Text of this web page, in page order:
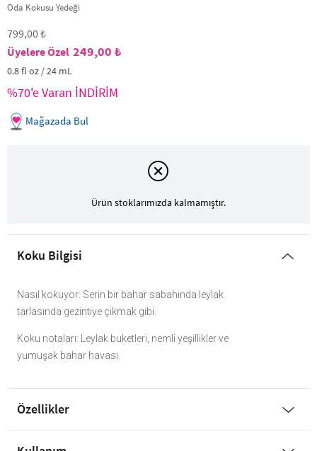
Oda Kokusu Yedeği
799,00 ₺
249,00 ₺
0.8 fl oz / 24 mL
%70'e Varan İNDİRİM
Mağazada Bul
Ürün stoklarımızda kalmamıştır.
Koku Bilgisi
Nasıl kokuyor: Serin bir bahar sabahında leylak
tarlasında gezintiye çıkmak gibi.
Koku notaları: Leylak buketleri, nemli yeşillikler ve
yumuşak bahar havası.
Özellikler